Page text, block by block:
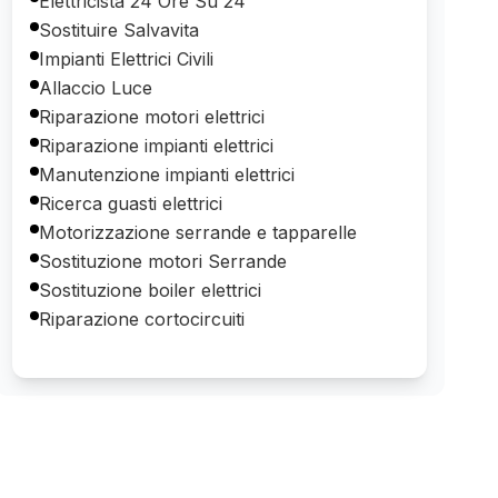
Sostituire Salvavita
Impianti Elettrici Civili
Allaccio Luce
Riparazione motori elettrici
Riparazione impianti elettrici
Manutenzione impianti elettrici
Ricerca guasti elettrici
Motorizzazione serrande e tapparelle
Sostituzione motori Serrande
Sostituzione boiler elettrici
Riparazione cortocircuiti